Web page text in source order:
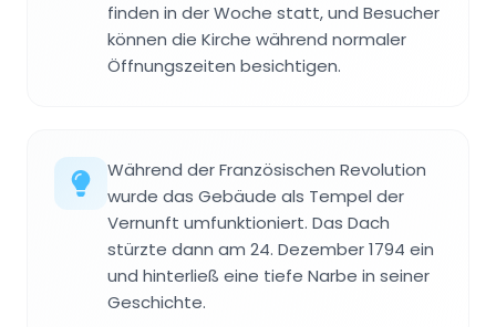
finden in der Woche statt, und Besucher
können die Kirche während normaler
Öffnungszeiten besichtigen.
Während der Französischen Revolution
wurde das Gebäude als Tempel der
Vernunft umfunktioniert. Das Dach
stürzte dann am 24. Dezember 1794 ein
und hinterließ eine tiefe Narbe in seiner
Geschichte.